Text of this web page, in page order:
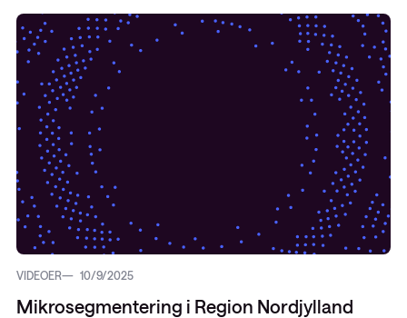
VIDEOER 10/9/2025
Mikrosegmentering i Region Nordjylland